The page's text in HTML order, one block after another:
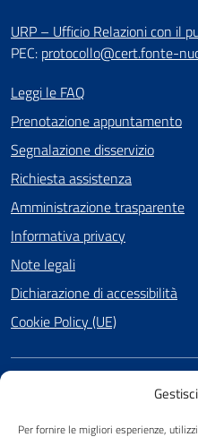
Per fornire le migliori esperienze,
URP – Ufficio Relazioni con il
PEC: protocollo@cert.fonte-
Leggi le FAQ
Prenotazione appuntamento
Segnalazione disservizio
Richiesta assistenza
Amministrazione trasparente
Informativa privacy
Note legali
Dichiarazione di accessibilità
Cookie Policy (UE)
Facebook